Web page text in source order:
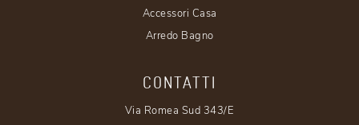
Accessori Casa
Arredo Bagno
CONTATTI
Via Romea Sud 343/E